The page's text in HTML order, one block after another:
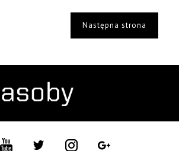
Następna strona